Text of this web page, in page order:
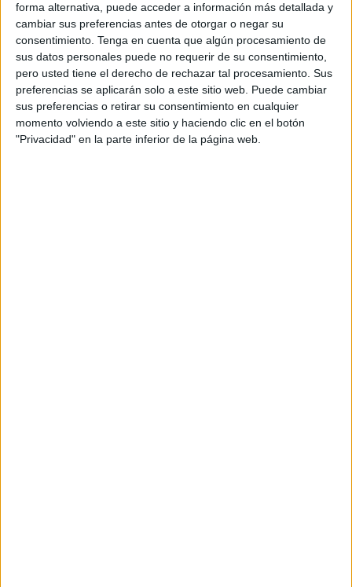
forma alternativa, puede acceder a información más detallada y
cambiar sus preferencias antes de otorgar o negar su
consentimiento. Tenga en cuenta que algún procesamiento de
sus datos personales puede no requerir de su consentimiento,
pero usted tiene el derecho de rechazar tal procesamiento. Sus
preferencias se aplicarán solo a este sitio web. Puede cambiar
sus preferencias o retirar su consentimiento en cualquier
momento volviendo a este sitio y haciendo clic en el botón
"Privacidad" en la parte inferior de la página web.